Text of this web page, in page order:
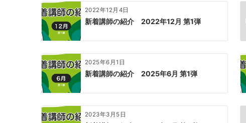
ョ
ン
2022年12月4日
新着講師の紹介 2022年12月 第1弾
2025年6月1日
新着講師の紹介 2025年6月 第1弾
2023年3月5日